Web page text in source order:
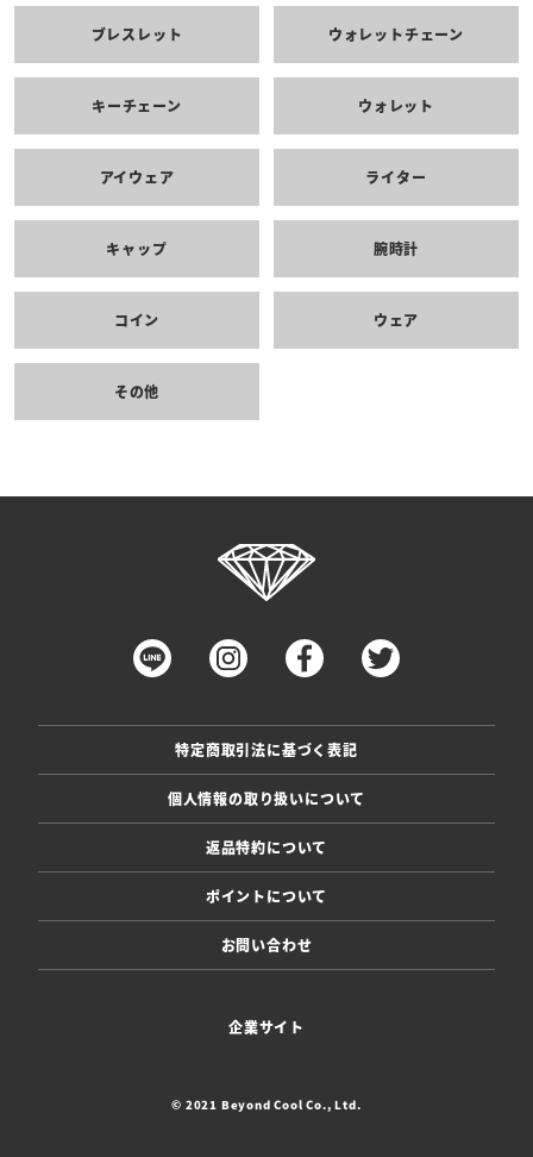
ブレスレット ウォレットチェーン
キーチェーン ウォレット
アイウェア ライター
キャップ 腕時計
コイン ウェア
その他
特定商取引法に基づく表記
個人情報の取り扱いについて
返品特約について
ポイントについて
お問い合わせ
企業サイト
© 2021 Beyond Cool Co., Ltd.